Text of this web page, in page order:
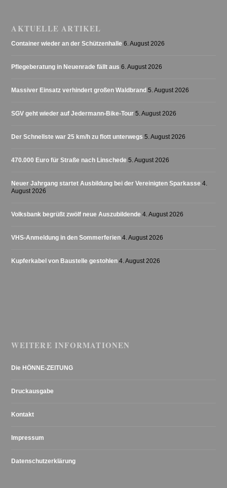
AKTUELLE ARTIKEL
Container wieder an der Schützenhalle 6. August 2026
Pflegeberatung in Neuenrade fällt aus 6. August 2026
Massiver Einsatz verhindert großen Waldbrand 5. August 2026
SGV geht wieder auf Jedermann-Bike-Tour 5. August 2026
Der Schnellste war 25 km/h zu flott unterwegs 5. August 2026
470.000 Euro für Straße nach Linschede 5. August 2026
Neuer Jahrgang startet Ausbildung bei der Vereinigten Sparkasse 4.
August 2026
Volksbank begrüßt zwölf neue Auszubildende 4. August 2026
VHS-Anmeldung in den Sommerferien 4. August 2026
Kupferkabel von Baustelle gestohlen 4. August 2026
WEITERE INFORMATIONEN
Die HÖNNE-ZEITUNG
Druckausgabe
Kontakt
Impressum
Datenschutzerklärung